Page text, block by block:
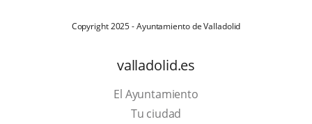
Copyright 2025 - Ayuntamiento de Valladolid
valladolid.es
El Ayuntamiento
Tu ciudad